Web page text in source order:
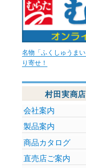
名物「ふくしゅうま
り寄せ！
村田実商
会社案内
製品案内
商品カタログ
直売店ご案内